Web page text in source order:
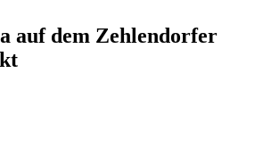
auf dem Zehlendorfer